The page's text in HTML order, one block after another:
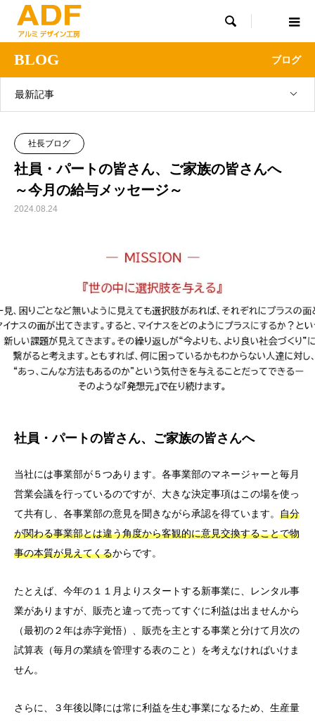

BLOG ブログ
最新記事
社長ブログ
社員・パートの皆さん、ご家族の皆さんへ
～今月の給与メッセージ～
2024.08.24
社員・パートの皆さん、ご家族の皆さんへ
当社には事業部が５つあります。各事業部のマネージャーと毎月
営業会議を行っているのですが、大きな決定事項はこの場を使っ
て共有し、各事業部の意見を聞きながら承認を得ています。 自分
が関わる事業部とは違う角度から客観的に意見交換することで物
事の本質が見えてくるからです。
たとえば、今年の１１月よりスタートする新事業に、レンタル事
業がありますが、販売と違って売ってすぐに利益は出ませんから
（最初の２年は赤字覚悟）、販売を主とする事業と分けて月次の
試算表（毎月の業績を管理する表のこと）を考えなければいけま
せん。
さらに、３年後以降には常に利益を生む事業になるため、生産量